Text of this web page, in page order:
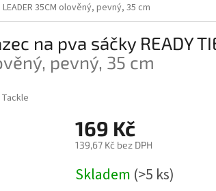
35CM olověný, pevný, 35 cm
na pva sáčky READY
pevný, 35 cm
169 Kč
139,67 Kč bez DPH
cena:
Skladem (>5 ks)